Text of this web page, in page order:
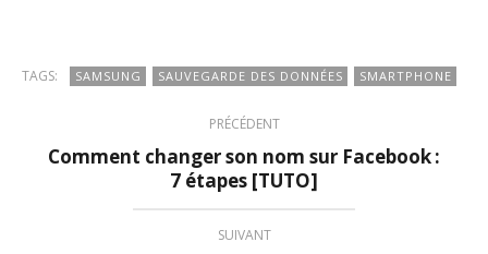
TAGS: SAMSUNG SAUVEGARDE DES DONNÉES SMARTPHONE
PRÉCÉDENT
Comment changer son nom sur Facebook :
7 étapes [TUTO]
SUIVANT